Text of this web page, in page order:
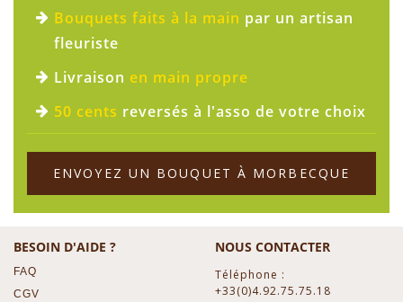
Bouquets faits à la main par un artisan
fleuriste
Livraison en main propre
50 cents reversés à l'asso de votre choix
ENVOYEZ UN BOUQUET À MORBECQUE
BESOIN D'AIDE ?
FAQ
CGV
NOUS CONTACTER
Téléphone :
+33(0)4.92.75.75.18